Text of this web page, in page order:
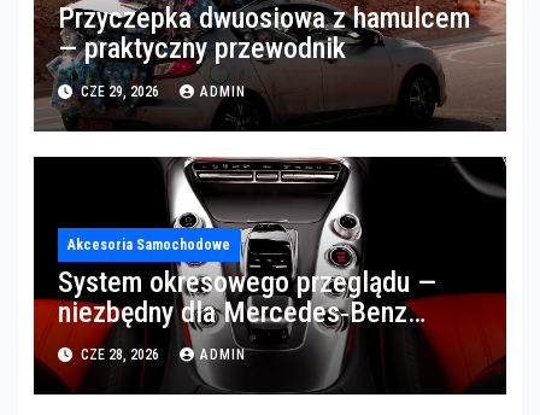
Przyczepka dwuosiowa z hamulcem
— praktyczny przewodnik
CZE 29, 2026 ADMIN
Akcesoria Samochodowe
System okresowego przeglądu —
niezbędny dla Mercedes‑Benz
Trucks w Poznaniu
CZE 28, 2026 ADMIN